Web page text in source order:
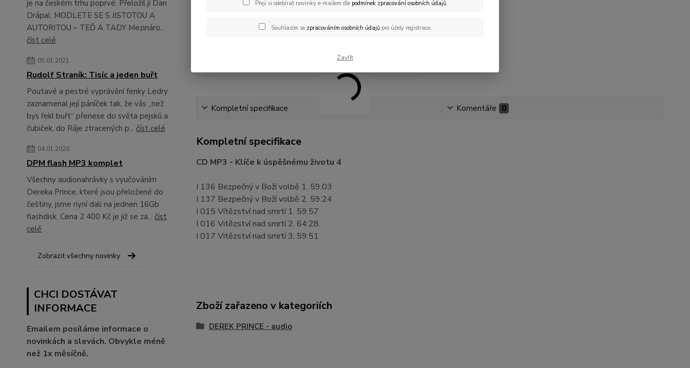
je na českém trhu poprvé. Přeložil jí Dan
Drápal. MODLETE SE S JISTOTOU A
AUTORITOU – TEĎ A TADY Mezináro...
číst celé
05.01.2021
Rudolf Straník: Tisíc a jeden buřt
Poutavé a pestré vyprávění fenky Ledry
zaznamenal její páníček tak, že vás „než
bys řekl buřt“ přenese do světa pejsků a
čubiček, do Ráje ztracených p... číst celé
04.01.2020
DPM flash MP3 komplet
Všechny audionahrávky s vyučováním
Dereka Prince, které jsou přeložené do
češtiny, jsme nyní dali na jednen 16Gb
flashdisk. Cena 2 400 Kč je již se za... číst
celé
Zobrazit všechny novinky
CHCI DOSTÁVAT
INFORMACE
Emailem posíláme informace o
novinkách a slevách. Obvykle méně
než 1x měsíčně.
Kompletní specifikace Komentáře 0
Kompletní specifikace
CD MP3 - Klíče k úspěšnému životu 4
I 136 Bezpečný v Boží volbě 1. 59:03
I 137 Bezpečný v Boží volbě 2. 59:24
I 015 Vítězství nad smrtí 1. 59:57
I 016 Vitězství nad smrtí 2. 64:28
I 017 Vitězství nad smrtí 3. 59:51
Zboží zařazeno v kategoriích
DEREK PRINCE - audio
Přeji si odebírat novinky e-mailem dle podmínek zpracování osobních údajů.
Souhlasím se zpracováním osobních údajůpro účely registrace.
Zavřít